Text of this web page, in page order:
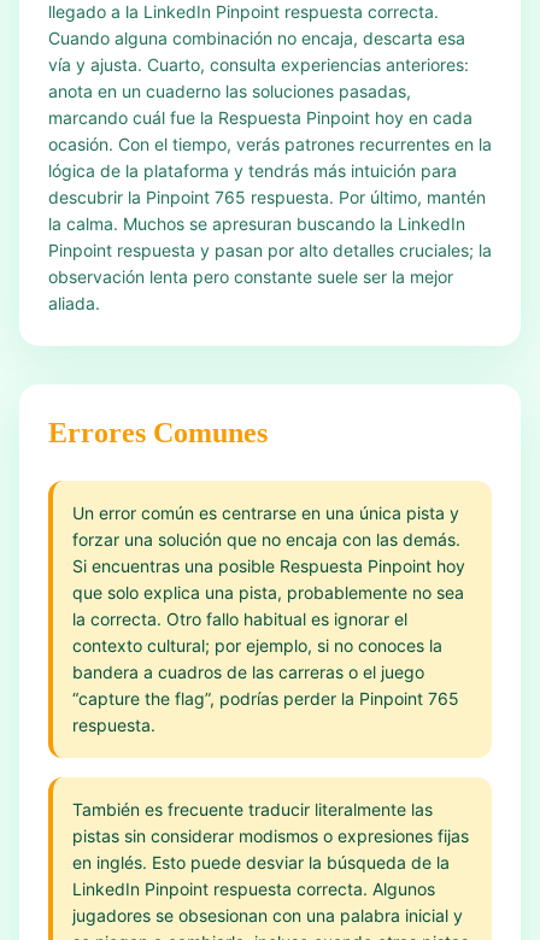
llegado a la LinkedIn Pinpoint respuesta correcta.
Cuando alguna combinación no encaja, descarta esa
vía y ajusta. Cuarto, consulta experiencias anteriores:
anota en un cuaderno las soluciones pasadas,
marcando cuál fue la Respuesta Pinpoint hoy en cada
ocasión. Con el tiempo, verás patrones recurrentes en la
lógica de la plataforma y tendrás más intuición para
descubrir la Pinpoint 765 respuesta. Por último, mantén
la calma. Muchos se apresuran buscando la LinkedIn
Pinpoint respuesta y pasan por alto detalles cruciales; la
observación lenta pero constante suele ser la mejor
aliada.
Errores Comunes
Un error común es centrarse en una única pista y
forzar una solución que no encaja con las demás.
Si encuentras una posible Respuesta Pinpoint hoy
que solo explica una pista, probablemente no sea
la correcta. Otro fallo habitual es ignorar el
contexto cultural; por ejemplo, si no conoces la
bandera a cuadros de las carreras o el juego
“capture the flag”, podrías perder la Pinpoint 765
respuesta.
También es frecuente traducir literalmente las
pistas sin considerar modismos o expresiones fijas
en inglés. Esto puede desviar la búsqueda de la
LinkedIn Pinpoint respuesta correcta. Algunos
jugadores se obsesionan con una palabra inicial y